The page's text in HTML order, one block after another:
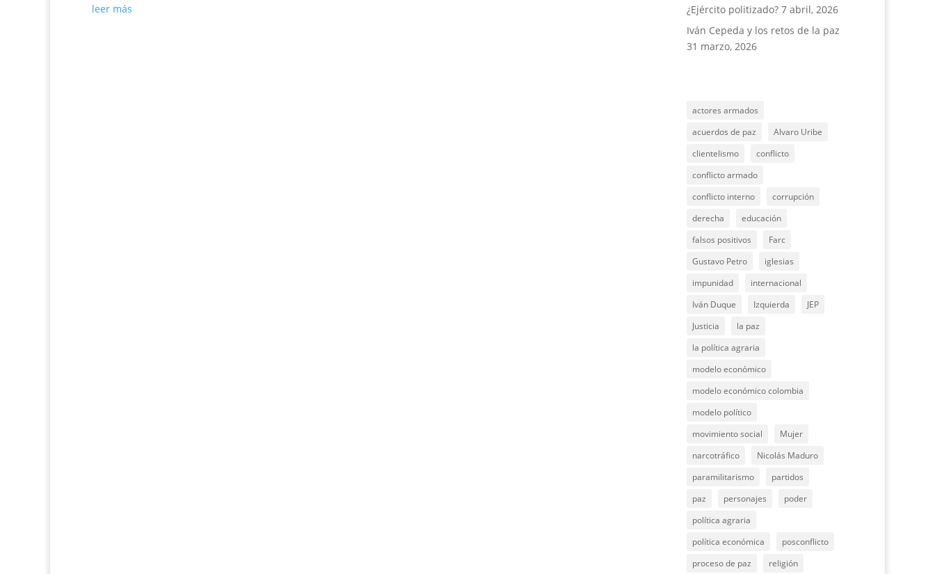
leer más
¿Ejército politizado? 7 abril, 2026
Iván Cepeda y los retos de la paz
31 marzo, 2026
actores armados
acuerdos de paz
Alvaro Uribe
clientelismo
conflicto
conflicto armado
conflicto interno
corrupción
derecha
educación
falsos positivos
Farc
Gustavo Petro
iglesias
impunidad
internacional
Iván Duque
Izquierda
JEP
Justicia
la paz
la política agraria
modelo económico
modelo económico colombia
modelo político
movimiento social
Mujer
narcotráfico
Nicolás Maduro
paramilitarismo
partidos
paz
personajes
poder
política agraria
política económica
posconflicto
proceso de paz
religión